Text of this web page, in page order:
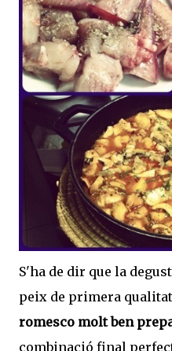
S'ha de dir que la
peix de primera
romesco molt ben
combinació final